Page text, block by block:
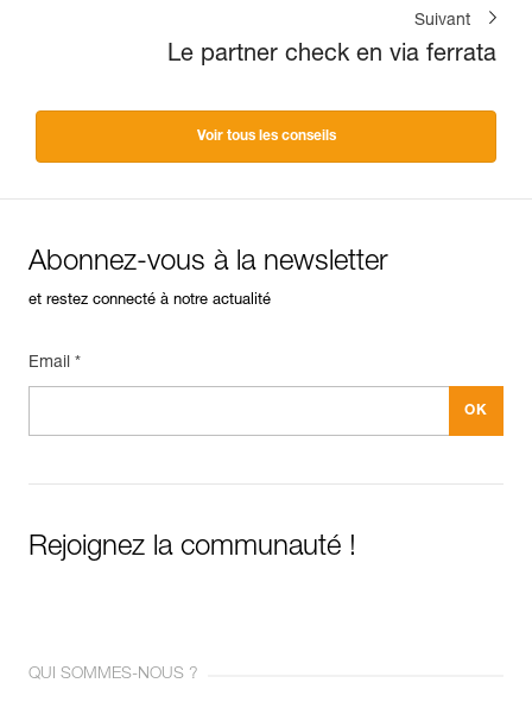
Suivant
Le partner check en via ferrata
Voir tous les conseils
Abonnez-vous à la newsletter
et restez connecté à notre actualité
Email *
Rejoignez la communauté !
QUI SOMMES-NOUS ?